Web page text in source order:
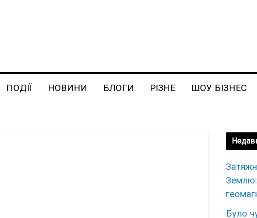
ПОДІЇ НОВИНИ БЛОГИ РІЗНЕ ШОУ БІЗНЕС
Землю:
Було